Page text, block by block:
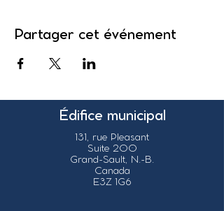
Partager cet événement
Édifice municipal
131, rue Pleasant
Suite 200
Grand-Sault, N.-B.
Canada
E3Z 1G6